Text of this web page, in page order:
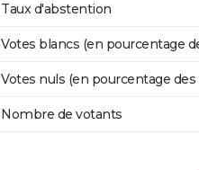
Taux d'abstention
Votes blancs (en pourcentage
Votes nuls (en pourcentage
Nombre de votants